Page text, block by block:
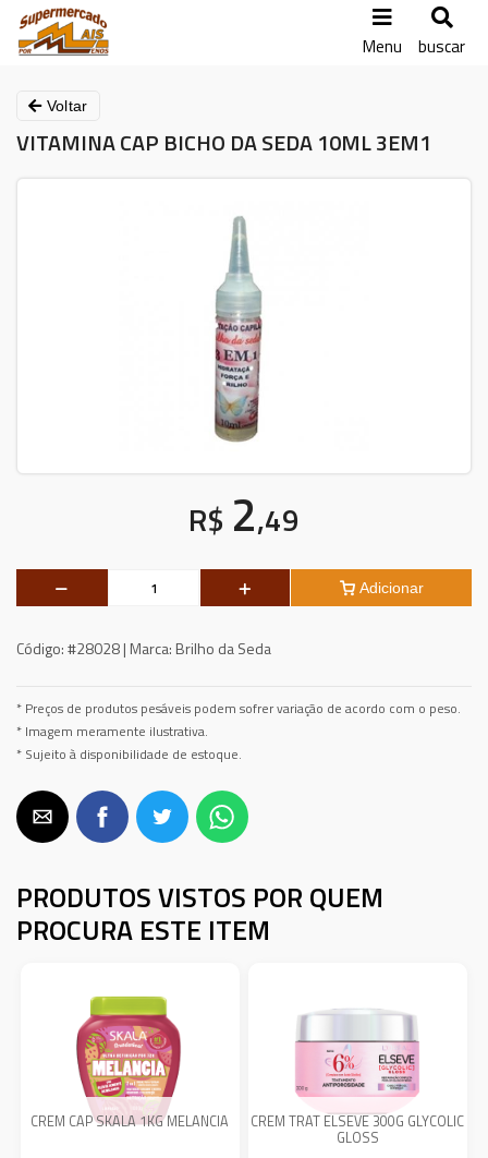
Menu buscar
Voltar
VITAMINA CAP BICHO DA SEDA 10ML 3EM1
R$ 2,49
Adicionar
Código:#28028 | Marca: Brilho da Seda
* Preços de produtos pesáveis podem sofrer variação de acordo com o peso.
* Imagem meramente ilustrativa.
* Sujeito à disponibilidade de estoque.
PRODUTOS VISTOS POR QUEM
PROCURA ESTE ITEM
CREM CAP SKALA 1KG MELANCIA CREM TRAT ELSEVE 300G GLYCOLIC
GLOSS